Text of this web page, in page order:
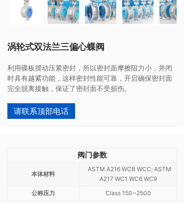
涡轮式双法兰三偏心蝶阀
利用碟板摆动压紧密封，所以密封面摩擦阻力小，并闭
时具有越紧功能，这样密封性能可靠，开启确保密封面
完全脱离接触，保证了密封面不受损伤。
请联系顶部电话
阀门参数
本体材料
ASTM A216 WCB WCC; ASTM
A217 WC1 WC6 WC9
公称压力
Class 150~2500